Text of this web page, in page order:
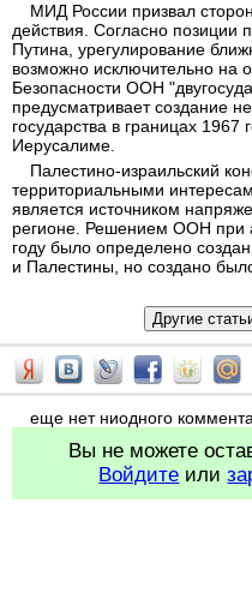
МИД России призвал
действия. Согласно позиции
Путина, урегулирование
возможно исключительно на
Безопасности ООН
предусматривает создание
государства в границах 1967
Иерусалиме.
Палестино-израильский
территориальными
является источником
регионе. Решением ООН при
году было определено
и Палестины, но создано
еще нет ниодного
Вы не можете
Войдите или